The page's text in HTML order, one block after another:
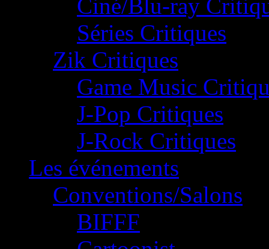
Ciné/Blu-ray
Séries Critiques
Zik Critiques
Game Music
J-Pop Critiques
J-Rock Critiques
Les événements
Conventions/Salons
BIFFF